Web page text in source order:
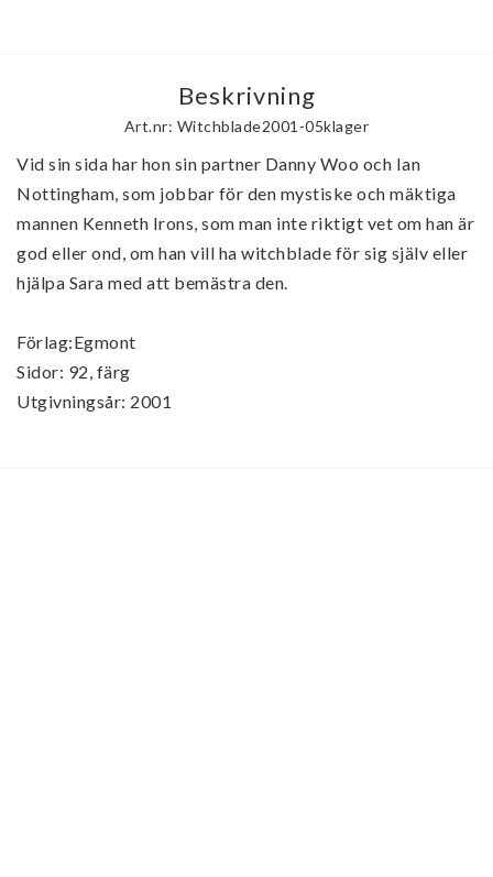
Beskrivning
Art.nr: Witchblade2001-05klager
Vid sin sida har hon sin partner Danny Woo och Ian
Nottingham, som jobbar för den mystiske och mäktiga
mannen Kenneth Irons, som man inte riktigt vet om han är
god eller ond, om han vill ha witchblade för sig själv eller
hjälpa Sara med att bemästra den.
Förlag:Egmont
Sidor: 92, färg
Utgivningsår: 2001